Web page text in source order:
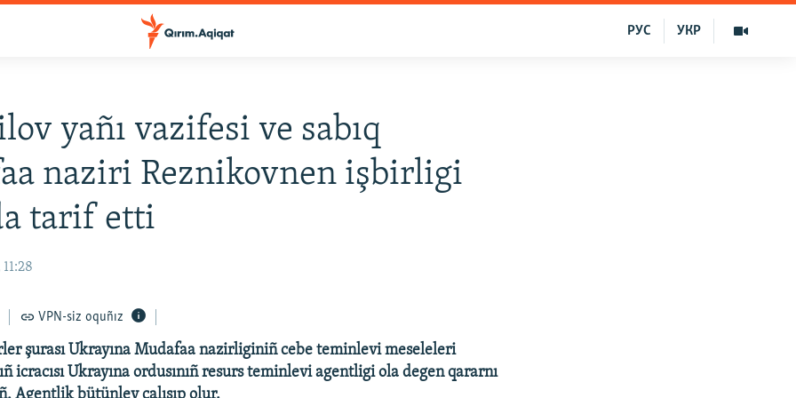
УКР
РУС
yañı vazifesi ve sabıq
naziri Reznikovnen işbirligi
tarif etti
VPN-siz oquñız
şurası Ukrayına Mudafaa nazirliginiñ cebe teminlevi meseleleri
icracısı Ukrayına ordusınıñ resurs teminlevi agentligi ola degen qararnı